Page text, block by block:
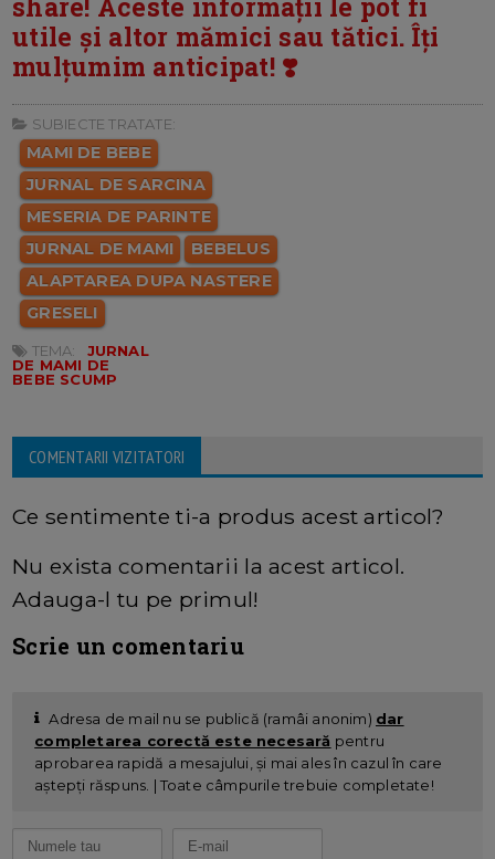
share! Aceste informații le pot fi
utile și altor mămici sau tătici. Îți
mulțumim anticipat! ❣️
SUBIECTE TRATATE:
MAMI DE BEBE
JURNAL DE SARCINA
MESERIA DE PARINTE
JURNAL DE MAMI
BEBELUS
ALAPTAREA DUPA NASTERE
GRESELI
TEMA:
JURNAL
DE MAMI DE
BEBE SCUMP
COMENTARII VIZITATORI
Ce sentimente ti-a produs acest articol?
Nu exista comentarii la acest articol.
Adauga-l tu pe primul!
Scrie un comentariu
Adresa de mail nu se publică (ramâi anonim) dar
completarea corectă este necesară pentru
aprobarea rapidă a mesajului, și mai ales în cazul în care
aștepți răspuns. | Toate câmpurile trebuie completate!